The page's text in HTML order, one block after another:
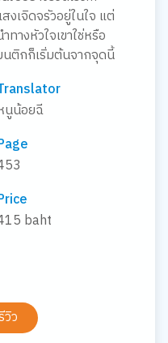
งเจิดจรัวอยู่ในใจ แต่
ทางหัวใจเขาใช่หรือ
นติกก็เริ่มต้นจากจุดนี้
นูน้อยฉี
baht
ว